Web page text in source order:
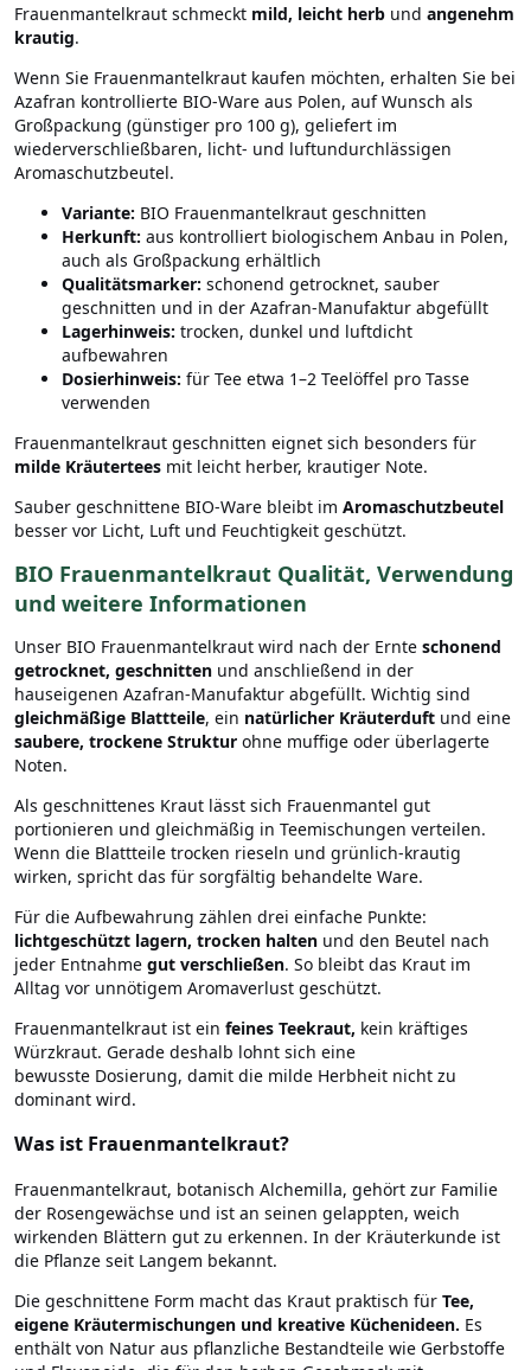
Frauenmantelkraut schmeckt mild, leicht herb und angenehm
krautig.
Wenn Sie Frauenmantelkraut kaufen möchten, erhalten Sie bei
Azafran kontrollierte BIO-Ware aus Polen, auf Wunsch als
Großpackung (günstiger pro 100 g), geliefert im
wiederverschließbaren, licht- und luftundurchlässigen
Aromaschutzbeutel.
Variante: BIO Frauenmantelkraut geschnitten
Herkunft: aus kontrolliert biologischem Anbau in Polen,
auch als Großpackung erhältlich
Qualitätsmarker: schonend getrocknet, sauber
geschnitten und in der Azafran-Manufaktur abgefüllt
Lagerhinweis: trocken, dunkel und luftdicht
aufbewahren
Dosierhinweis: für Tee etwa 1–2 Teelöffel pro Tasse
verwenden
Frauenmantelkraut geschnitten eignet sich besonders für
milde Kräutertees mit leicht herber, krautiger Note.
Sauber geschnittene BIO-Ware bleibt im Aromaschutzbeutel
besser vor Licht, Luft und Feuchtigkeit geschützt.
BIO Frauenmantelkraut Qualität, Verwendung
und weitere Informationen
Unser BIO Frauenmantelkraut wird nach der Ernte schonend
getrocknet, geschnitten und anschließend in der
hauseigenen Azafran-Manufaktur abgefüllt. Wichtig sind
gleichmäßige Blattteile, ein natürlicher Kräuterduft und eine
saubere, trockene Struktur ohne muffige oder überlagerte
Noten.
Als geschnittenes Kraut lässt sich Frauenmantel gut
portionieren und gleichmäßig in Teemischungen verteilen.
Wenn die Blattteile trocken rieseln und grünlich-krautig
wirken, spricht das für sorgfältig behandelte Ware.
Für die Aufbewahrung zählen drei einfache Punkte:
lichtgeschützt lagern, trocken halten und den Beutel nach
jeder Entnahme gut verschließen. So bleibt das Kraut im
Alltag vor unnötigem Aromaverlust geschützt.
Frauenmantelkraut ist ein feines Teekraut, kein kräftiges
Würzkraut. Gerade deshalb lohnt sich eine
bewusste Dosierung, damit die milde Herbheit nicht zu
dominant wird.
Was ist Frauenmantelkraut?
Frauenmantelkraut, botanisch Alchemilla, gehört zur Familie
der Rosengewächse und ist an seinen gelappten, weich
wirkenden Blättern gut zu erkennen. In der Kräuterkunde ist
die Pflanze seit Langem bekannt.
Die geschnittene Form macht das Kraut praktisch für Tee,
eigene Kräutermischungen und kreative Küchenideen. Es
enthält von Natur aus pflanzliche Bestandteile wie Gerbstoffe